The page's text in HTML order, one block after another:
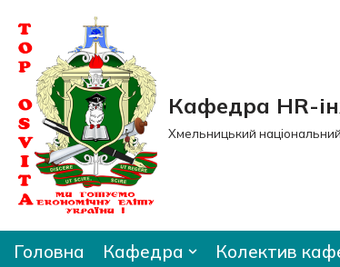
Перейти
до
вмісту
Кафедра HR-
Хмельницький національний
Головна Кафедра Колектив